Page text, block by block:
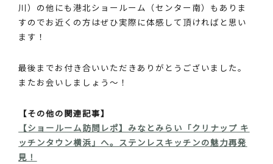
川）の他にも港北ショールーム（センター南）もありま
すのでお近くの方はぜひ実際に体感して頂ければと思い
ます！
最後までお付き合いいただきありがとうございました。
またお会いしましょう～！
【その他の関連記事】
【ショールーム訪問レポ】みなとみらい「クリナップ キ
ッチンタウン横浜」へ。ステンレスキッチンの魅力再発
見！